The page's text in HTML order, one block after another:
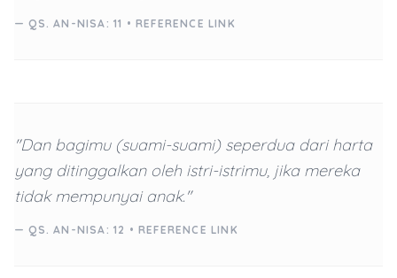
— QS. AN-NISA: 11 • REFERENCE LINK
"Dan bagimu (suami-suami) seperdua dari harta
yang ditinggalkan oleh istri-istrimu, jika mereka
tidak mempunyai anak."
— QS. AN-NISA: 12 • REFERENCE LINK